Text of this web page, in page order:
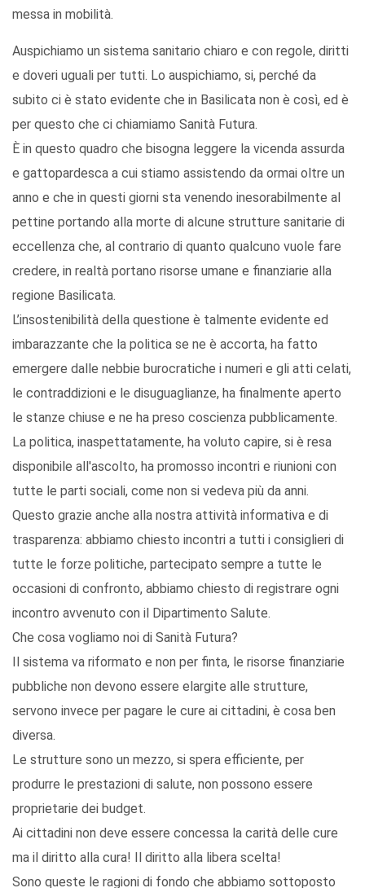
messa in mobilità.
Auspichiamo un sistema sanitario chiaro e con regole, diritti
e doveri uguali per tutti. Lo auspichiamo, si, perché da
subito ci è stato evidente che in Basilicata non è così, ed è
per questo che ci chiamiamo Sanità Futura.
È in questo quadro che bisogna leggere la vicenda assurda
e gattopardesca a cui stiamo assistendo da ormai oltre un
anno e che in questi giorni sta venendo inesorabilmente al
pettine portando alla morte di alcune strutture sanitarie di
eccellenza che, al contrario di quanto qualcuno vuole fare
credere, in realtà portano risorse umane e finanziarie alla
regione Basilicata.
L’insostenibilità della questione è talmente evidente ed
imbarazzante che la politica se ne è accorta, ha fatto
emergere dalle nebbie burocratiche i numeri e gli atti celati,
le contraddizioni e le disuguaglianze, ha finalmente aperto
le stanze chiuse e ne ha preso coscienza pubblicamente.
La politica, inaspettatamente, ha voluto capire, si è resa
disponibile all'ascolto, ha promosso incontri e riunioni con
tutte le parti sociali, come non si vedeva più da anni.
Questo grazie anche alla nostra attività informativa e di
trasparenza: abbiamo chiesto incontri a tutti i consiglieri di
tutte le forze politiche, partecipato sempre a tutte le
occasioni di confronto, abbiamo chiesto di registrare ogni
incontro avvenuto con il Dipartimento Salute.
Che cosa vogliamo noi di Sanità Futura?
Il sistema va riformato e non per finta, le risorse finanziarie
pubbliche non devono essere elargite alle strutture,
servono invece per pagare le cure ai cittadini, è cosa ben
diversa.
Le strutture sono un mezzo, si spera efficiente, per
produrre le prestazioni di salute, non possono essere
proprietarie dei budget.
Ai cittadini non deve essere concessa la carità delle cure
ma il diritto alla cura! Il diritto alla libera scelta!
Sono queste le ragioni di fondo che abbiamo sottoposto